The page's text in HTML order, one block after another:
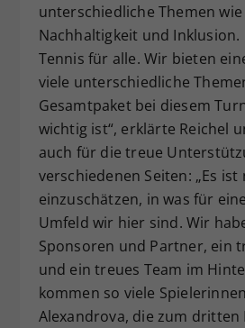
unterschiedliche Themen
Nachhaltigkeit und Inklusion.
Tennis für alle. Wir bieten
viele unterschiedliche
Gesamtpaket bei diesem
wichtig ist“, erklärte Reichel
auch für die treue
verschiedenen Seiten: „Es
einzuschätzen, in was für
Umfeld wir hier sind. Wir
Sponsoren und Partner, ein
und ein treues Team im
kommen so viele
Alexandrova, die zum dritten